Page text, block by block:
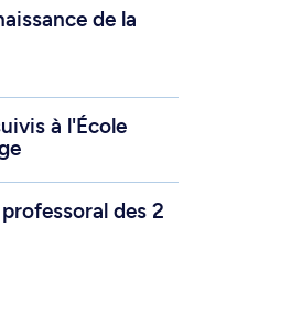
de la
à l'École
des 2